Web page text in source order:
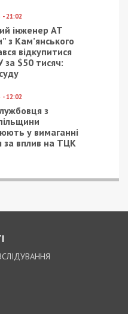
- 21:02
інженер АТ
з Кам’янського
відкупитися
за $50 тисяч:
- 12:02
з
у вимаганні
за вплив на ТЦК